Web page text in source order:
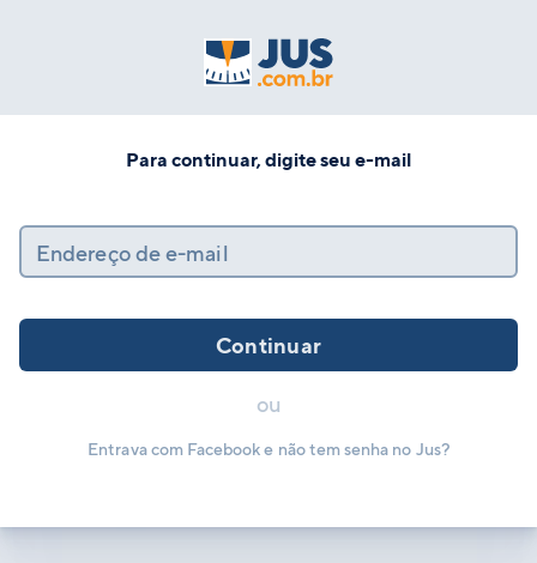
Para continuar, digite seu e-mail
Endereço de e-mail
Continuar
ou
Entrava com Facebook e não tem senha no Jus?